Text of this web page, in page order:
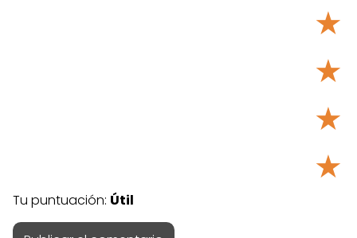
★
★
★
★
Tu puntuación: Útil